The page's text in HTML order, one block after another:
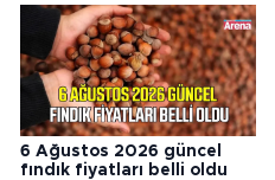
6 Ağustos 2026 güncel
fındık fiyatları belli oldu